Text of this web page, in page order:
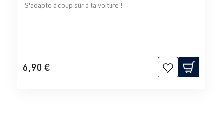
S'adapte à coup sûr à ta voiture !
6,90 €